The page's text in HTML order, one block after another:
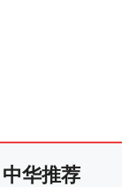
中华推荐